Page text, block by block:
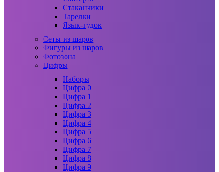
Стаканчики
Тарелки
Язык-гудок
Сеты из шаров
Фигуры из шаров
Фотозона
Цифры
Наборы
Цифра 0
Цифра 1
Цифра 2
Цифра 3
Цифра 4
Цифра 5
Цифра 6
Цифра 7
Цифра 8
Цифра 9